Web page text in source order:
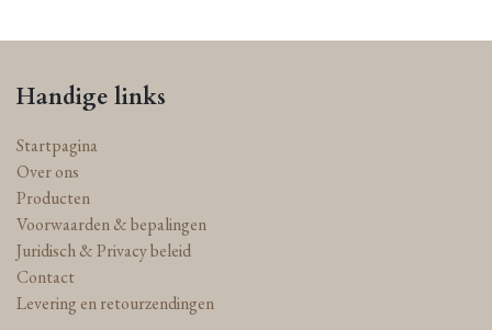
Handige links
Startpagina
Over ons
Producten
Voorwaarden & bepalingen
Juridisch & Privacy beleid
Contact
Levering en retourzendingen